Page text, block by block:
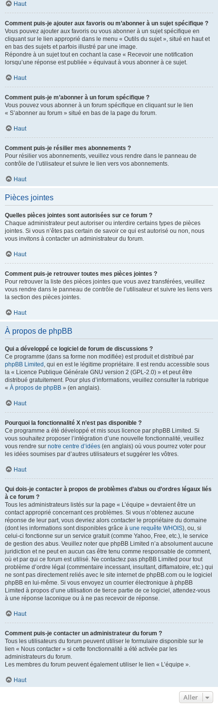
Haut
Comment puis-je ajouter aux favoris ou m’abonner à un sujet spécifique ?
Vous pouvez ajouter aux favoris ou vous abonner à un sujet spécifique en
cliquant sur le lien approprié dans le menu « Outils du sujet », situé en haut et
en bas des sujets et parfois illustré par une image.
Répondre à un sujet tout en cochant la case « Recevoir une notification
lorsqu’une réponse est publiée » équivaut à vous abonner à ce sujet.
Haut
Comment puis-je m’abonner à un forum spécifique ?
Vous pouvez vous abonner à un forum spécifique en cliquant sur le lien
« S’abonner au forum » situé en bas de la page du forum.
Haut
Comment puis-je résilier mes abonnements ?
Pour résilier vos abonnements, veuillez vous rendre dans le panneau de
contrôle de l’utilisateur et suivre le lien vers vos abonnements.
Haut
Pièces jointes
Quelles pièces jointes sont autorisées sur ce forum ?
Chaque administrateur peut autoriser ou interdire certains types de pièces
jointes. Si vous n’êtes pas certain de savoir ce qui est autorisé ou non, nous
vous invitons à contacter un administrateur du forum.
Haut
Comment puis-je retrouver toutes mes pièces jointes ?
Pour retrouver la liste des pièces jointes que vous avez transférées, veuillez
vous rendre dans le panneau de contrôle de l’utilisateur et suivre les liens vers
la section des pièces jointes.
Haut
À propos de phpBB
Qui a développé ce logiciel de forum de discussions ?
Ce programme (dans sa forme non modifiée) est produit et distribué par
phpBB Limited , qui en est le légitime propriétaire. Il est rendu accessible sous
la « Licence Publique Générale GNU version 2 (GPL-2.0) » et peut être
distribué gratuitement. Pour plus d’informations, veuillez consulter la rubrique
« À propos de phpBB » (en anglais).
Haut
Pourquoi la fonctionnalité X n’est pas disponible ?
Ce programme a été développé et mis sous licence par phpBB Limited. Si
vous souhaitez proposer l’intégration d’une nouvelle fonctionnalité, veuillez
vous rendre sur notre centre d’idées (en anglais) où vous pourrez voter pour
les idées soumises par d’autres utilisateurs et suggérer les vôtres.
Haut
Qui dois-je contacter à propos de problèmes d’abus ou d’ordres légaux liés
à ce forum ?
Tous les administrateurs listés sur la page « L’équipe » devraient être un
contact approprié concernant ces problèmes. Si vous n’obtenez aucune
réponse de leur part, vous devriez alors contacter le propriétaire du domaine
(dont les informations sont disponibles grâce à une requête WHOIS), ou, si
celui-ci fonctionne sur un service gratuit (comme Yahoo, Free, etc.), le service
de gestion des abus. Veuillez noter que phpBB Limited n’a absolument aucune
juridiction et ne peut en aucun cas être tenu comme responsable de comment,
où et par qui ce forum est utilisé. Ne contactez pas phpBB Limited pour tout
problème d’ordre légal (commentaire incessant, insultant, diffamatoire, etc.) qui
ne sont pas directement reliés avec le site internet de phpBB.com ou le logiciel
phpBB en lui-même. Si vous envoyez un courrier électronique à phpBB
Limited à propos d’une utilisation de tierce partie de ce logiciel, attendez-vous
à une réponse laconique ou à ne pas recevoir de réponse.
Haut
Comment puis-je contacter un administrateur du forum ?
Tous les utilisateurs du forum peuvent utiliser le formulaire disponible sur le
lien « Nous contacter » si cette fonctionnalité a été activée par les
administrateurs du forum.
Les membres du forum peuvent également utiliser le lien « L’équipe ».
Haut
Aller